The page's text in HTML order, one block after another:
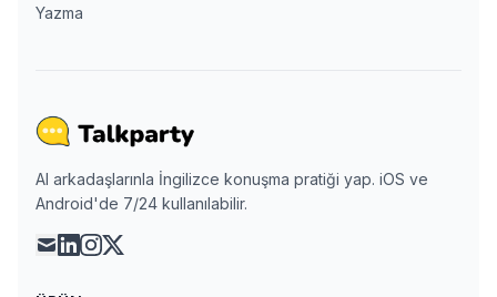
Yazma
AI arkadaşlarınla İngilizce konuşma pratiği yap. iOS ve
Android'de 7/24 kullanılabilir.
maillinkedin
instagram
x